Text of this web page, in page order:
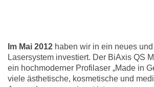
Im Mai 2012 haben wir in ein neues
Lasersystem investiert. Der BiAxis QS
ein hochmoderner Profilaser „Made in
viele ästhetische, kosmetische und